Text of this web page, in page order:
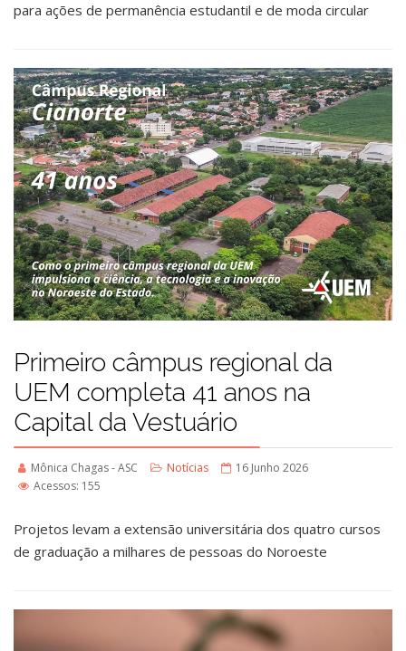
para ações de permanência estudantil e de moda circular
Primeiro câmpus regional da
UEM completa 41 anos na
Capital da Vestuário
Mônica Chagas - ASC Notícias
16 Junho 2026
Acessos: 155
Projetos levam a extensão universitária dos quatro cursos
de graduação a milhares de pessoas do Noroeste